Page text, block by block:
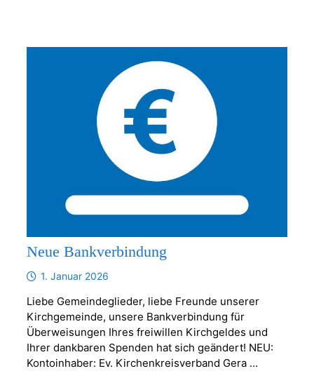
Neue Bankverbindung
1. Januar 2026
Liebe Gemeindeglieder, liebe Freunde unserer
Kirchgemeinde, unsere Bankverbindung für
Überweisungen Ihres freiwillen Kirchgeldes und
Ihrer dankbaren Spenden hat sich geändert! NEU:
Kontoinhaber: Ev. Kirchenkreisverband Gera …